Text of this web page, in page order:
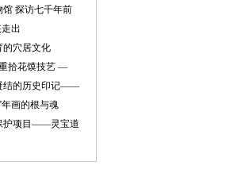
馆 探访七千年前
出
的穴居文化
拾花馍技艺 —
结的历史印记——
画的根与魂
护项目——灵宝道